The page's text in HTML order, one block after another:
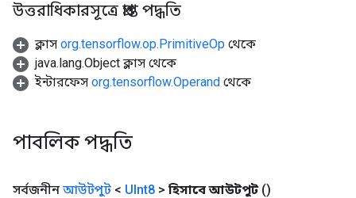
উত্তরাধিকারসূত্রে প্রাপ্ত পদ্ধতি
ক্লাস org.tensorflow.op.PrimitiveOp থেকে
java.lang.Object ক্লাস থেকে
ইন্টারফেস org.tensorflow.Operand থেকে
পাবলিক পদ্ধতি
সর্বজনীন আউটপুট < UInt8 > হিসাবে আউটপুট ()